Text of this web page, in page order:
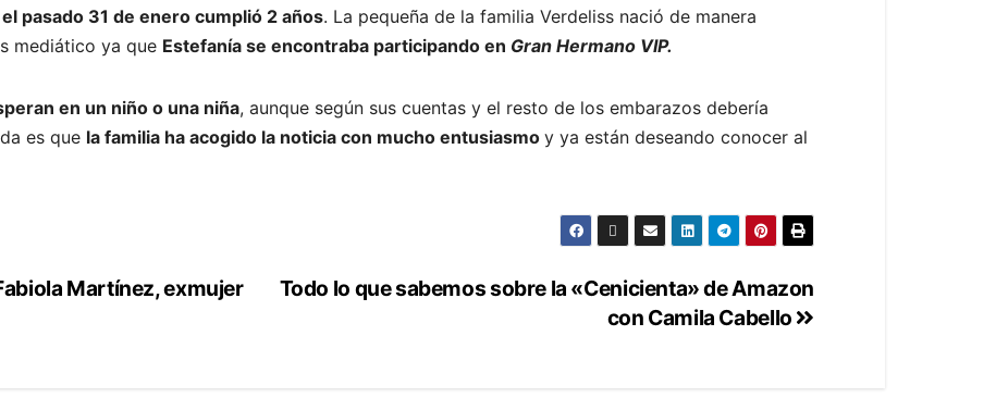
pasado 31 de enero cumplió 2 años. La pequeña de la familia Verdeliss nació de manera
mediático ya que Estefanía se encontraba participando en Gran Hermano VIP.
en un niño o una niña, aunque según sus cuentas y el resto de los embarazos debería
es que la familia ha acogido la noticia con mucho entusiasmo y ya están deseando conocer al
Todo lo que sabemos sobre la «Cenicienta» de Amazon
con Camila Cabello
Martínez, exmujer